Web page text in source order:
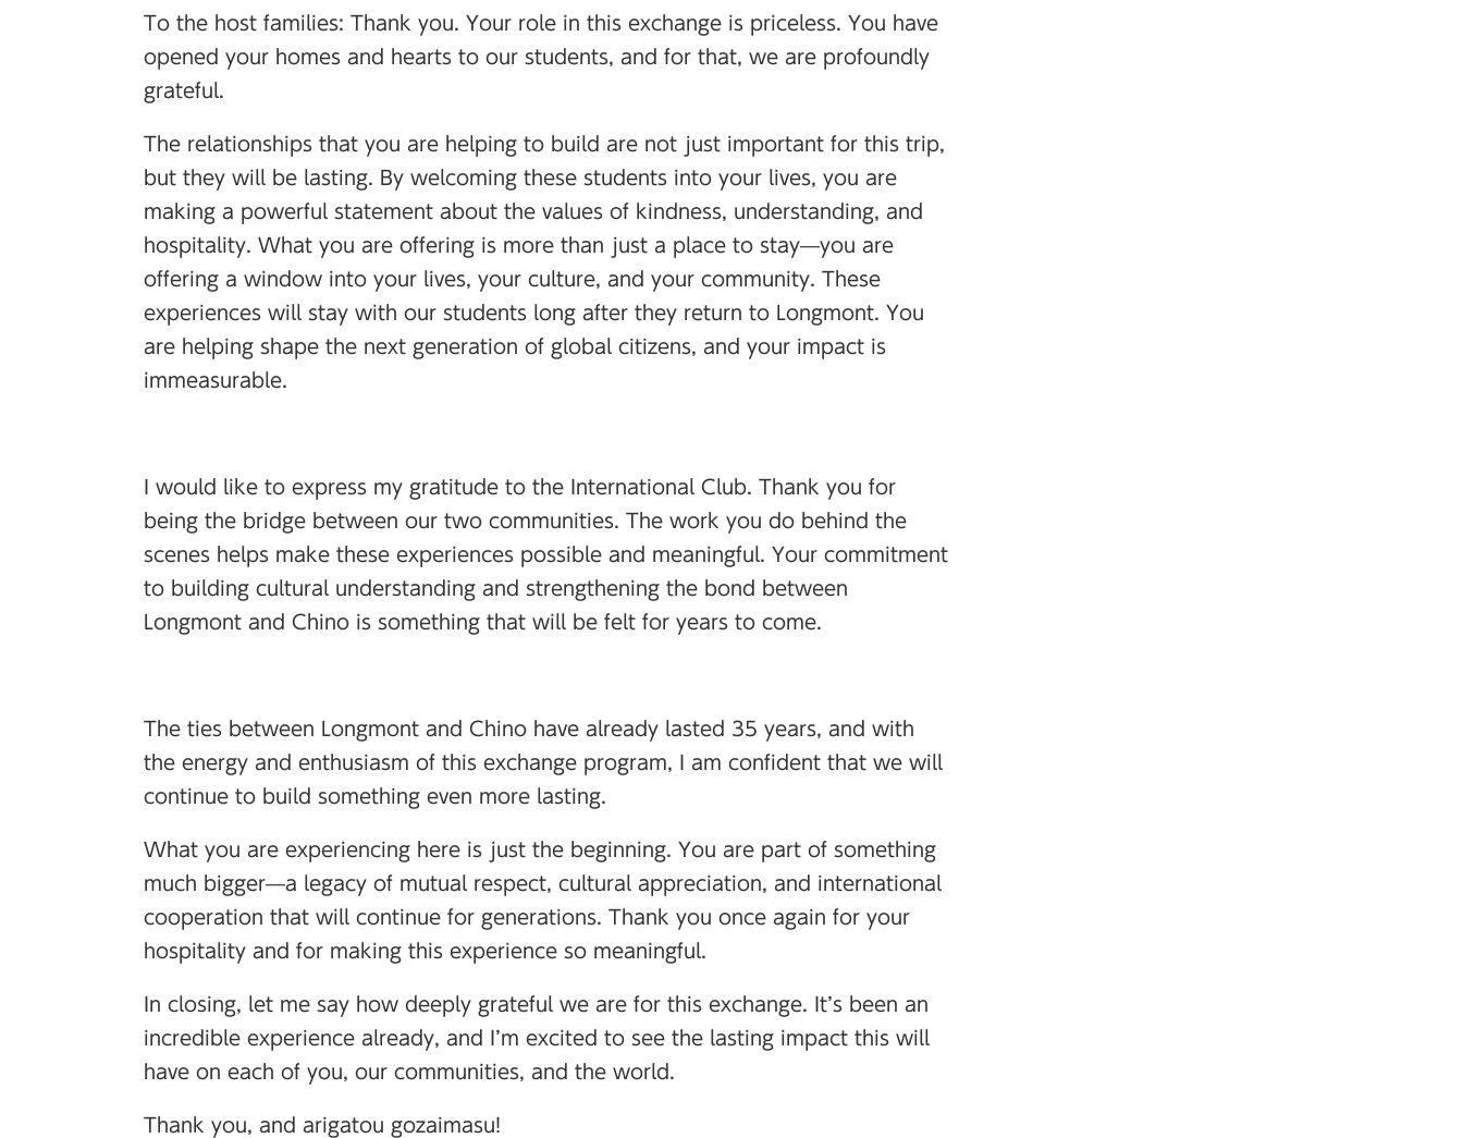
To the host families: Thank you. Your role in this exchange is priceless. You have
opened your homes and hearts to our students, and for that, we are profoundly
grateful.
The relationships that you are helping to build are not just important for this trip,
but they will be lasting. By welcoming these students into your lives, you are
making a powerful statement about the values of kindness, understanding, and
hospitality. What you are offering is more than just a place to stay—you are
offering a window into your lives, your culture, and your community. These
experiences will stay with our students long after they return to Longmont. You
are helping shape the next generation of global citizens, and your impact is
immeasurable.
I would like to express my gratitude to the International Club. Thank you for
being the bridge between our two communities. The work you do behind the
scenes helps make these experiences possible and meaningful. Your commitment
to building cultural understanding and strengthening the bond between
Longmont and Chino is something that will be felt for years to come.
The ties between Longmont and Chino have already lasted 35 years, and with
the energy and enthusiasm of this exchange program, I am confident that we will
continue to build something even more lasting.
What you are experiencing here is just the beginning. You are part of something
much bigger—a legacy of mutual respect, cultural appreciation, and international
cooperation that will continue for generations. Thank you once again for your
hospitality and for making this experience so meaningful.
In closing, let me say how deeply grateful we are for this exchange. It’s been an
incredible experience already, and I’m excited to see the lasting impact this will
have on each of you, our communities, and the world.
Thank you, and arigatou gozaimasu!